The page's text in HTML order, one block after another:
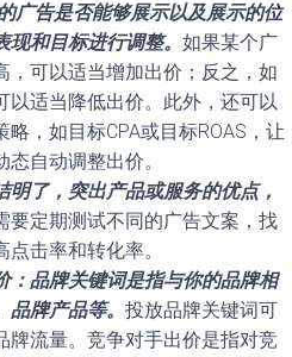
广告是否能够展示以及展示的位
和目标进行调整。 如果某个广
，可以适当增加出价；反之，如
以适当降低出价。此外，还可以
，如目标CPA或目标ROAS，让
自动调整出价。
了，突出产品或服务的优点，
要定期测试不同的广告文案，找
击率和转化率。
：品牌关键词是指与你的品牌相
牌产品等。 投放品牌关键词可
牌流量。竞争对手出价是指对竞